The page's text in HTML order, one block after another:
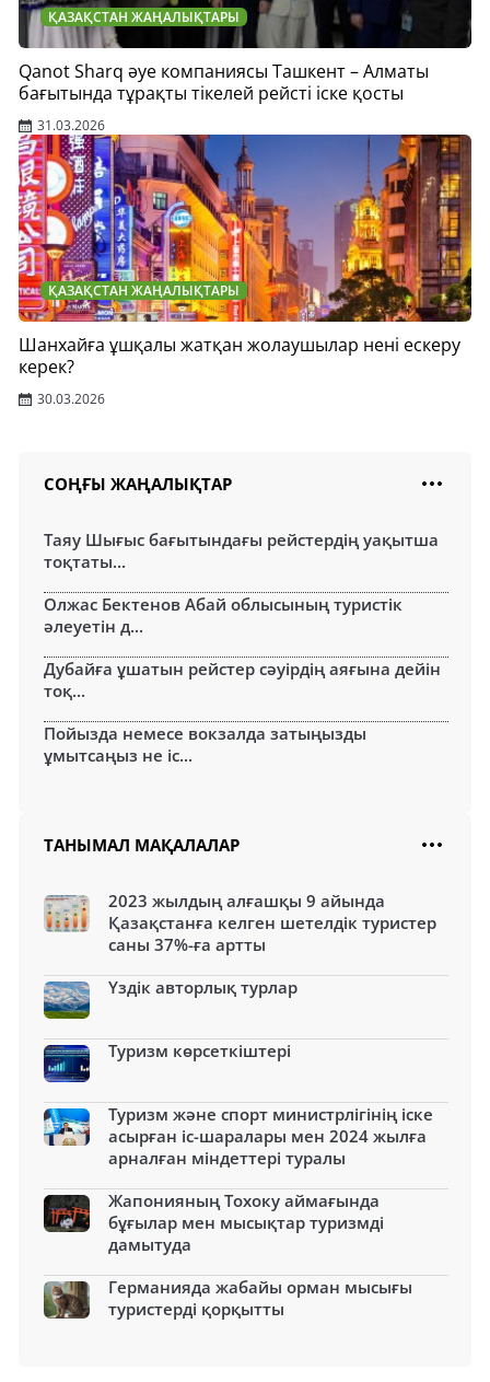
ҚАЗАҚСТАН ЖАҢАЛЫҚТАРЫ
Qanot Sharq әуе компаниясы Ташкент – Алматы
бағытында тұрақты тікелей рейсті іске қосты
31.03.2026
ҚАЗАҚСТАН ЖАҢАЛЫҚТАРЫ
Шанхайға ұшқалы жатқан жолаушылар нені ескеру
керек?
30.03.2026
СОҢҒЫ ЖАҢАЛЫҚТАР
Таяу Шығыс бағытындағы рейстердің уақытша
тоқтаты...
Олжас Бектенов Абай облысының туристік
әлеуетін д...
Дубайға ұшатын рейстер сәуірдің аяғына дейін
тоқ...
Пойызда немесе вокзалда затыңызды
ұмытсаңыз не іс...
ТАНЫМАЛ МАҚАЛАЛАР
2023 жылдың алғашқы 9 айында
Қазақстанға келген шетелдік туристер
саны 37%-ға артты
Үздік авторлық турлар
Туризм көрсеткіштері
Туризм және спорт министрлігінің іске
асырған іс-шаралары мен 2024 жылға
арналған міндеттері туралы
Жапонияның Тохоку аймағында
бұғылар мен мысықтар туризмді
дамытуда
Германияда жабайы орман мысығы
туристерді қорқытты